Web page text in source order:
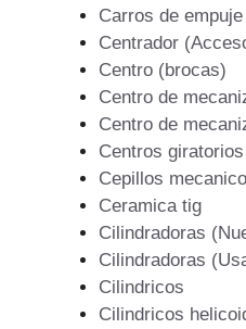
Carros de empuje
Centrador
Centro (brocas)
Centro de
Centro de
Centros giratorios
Cepillos
Ceramica tig
Cilindradoras
Cilindradoras
Cilindricos
Cilindricos